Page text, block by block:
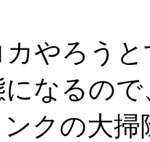
カやろう
なるので
ンクの大